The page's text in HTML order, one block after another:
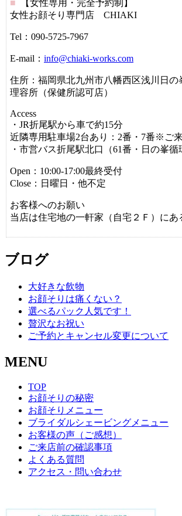
■
【女性専用・完全予約制】
女性お顔そり専門店 CHIAKI
Tel：090-5725-7967
E-mail： info@chiaki-works.com
住所：福岡県北九州市八幡西区浅川日の
理容所（保健所認可店）
Access
・JR折尾駅から車で約15分
近隣専用駐車場2台あり：2番・7番※ご
・市営バス折尾駅北口（61番・日の峯
Open：10:00‐17:00最終受付
Close：日曜日・他不定
お客様へのお願い
当店は住宅地の一軒家（自宅２Ｆ）に
ブログ
大好きな飲物
お顔そりは痛くない？
選べるパック人気です！
贅沢なお祝い
ご予約とキャンセル変更について
MENU
TOP
お顔そりの秘密
お顔そりメニュー
ブライダルシェービングメニュー
お客様の声（ご感想）
ご来店前の確認事項
よくある質問
アクセス・問い合わせ